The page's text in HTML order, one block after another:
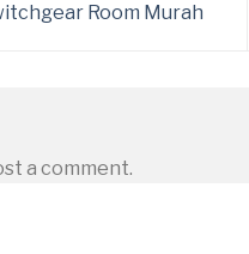
Room Murah
a comment.